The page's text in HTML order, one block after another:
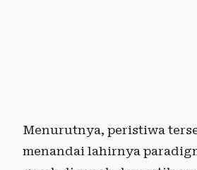
Menurutnya, peristiwa
menandai lahirnya